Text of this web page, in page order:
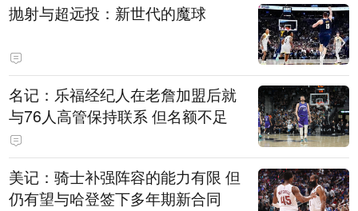
抛射与超远投：新世代的魔球
名记：乐福经纪人在老詹加盟后就
与76人高管保持联系 但名额不足
美记：骑士补强阵容的能力有限 但
仍有望与哈登签下多年期新合同